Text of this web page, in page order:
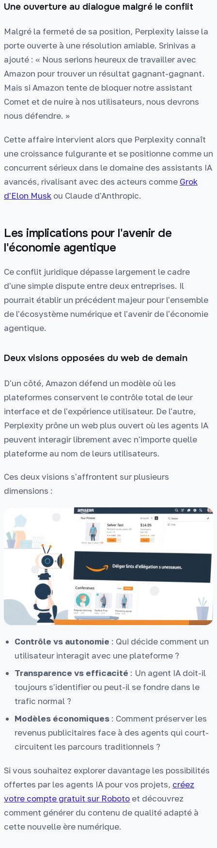
Une ouverture au dialogue malgré le conflit
Malgré la fermeté de sa position, Perplexity laisse la
porte ouverte à une résolution amiable. Srinivas a
ajouté : « Nous serions heureux de travailler avec
Amazon pour trouver un résultat gagnant-gagnant.
Mais si Amazon tente de bloquer notre assistant
Comet et de nuire à nos utilisateurs, nous devrons
nous défendre. »
Cette affaire intervient alors que Perplexity connaît
une croissance fulgurante et se positionne comme un
concurrent sérieux dans le domaine des assistants IA
avancés, rivalisant avec des acteurs comme Grok
d'Elon Musk ou Claude d'Anthropic.
Les implications pour l'avenir de
l'économie agentique
Ce conflit juridique dépasse largement le cadre
d'une simple dispute entre deux entreprises. Il
pourrait établir un précédent majeur pour l'ensemble
de l'écosystème numérique et l'avenir de l'économie
agentique.
Deux visions opposées du web de demain
D'un côté, Amazon défend un modèle où les
plateformes conservent le contrôle total de leur
interface et de l'expérience utilisateur. De l'autre,
Perplexity prône un web plus ouvert où les agents IA
peuvent interagir librement avec n'importe quelle
plateforme au nom de leurs utilisateurs.
Ces deux visions s'affrontent sur plusieurs
dimensions :
Contrôle vs autonomie : Qui décide comment un
utilisateur interagit avec une plateforme ?
Transparence vs efficacité : Un agent IA doit-il
toujours s'identifier ou peut-il se fondre dans le
trafic normal ?
Modèles économiques : Comment préserver les
revenus publicitaires face à des agents qui court-
circuitent les parcours traditionnels ?
Si vous souhaitez explorer davantage les possibilités
offertes par les agents IA pour vos projets, créez
votre compte gratuit sur Roboto et découvrez
comment générer du contenu de qualité adapté à
cette nouvelle ère numérique.